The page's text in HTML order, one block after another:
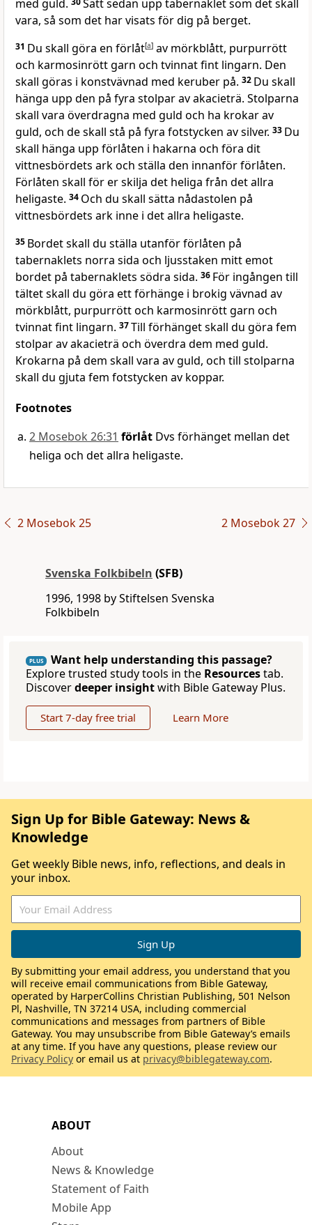
med guld.
Sätt sedan upp tabernaklet som det skall
vara, så som det har visats för dig på berget.
31 Du skall göra en förlåt[a] av mörkblått, purpurrött
och karmosinrött garn och tvinnat fint lingarn. Den
skall göras i konstvävnad med keruber på. 32 Du skall
hänga upp den på fyra stolpar av akacieträ. Stolparna
skall vara överdragna med guld och ha krokar av
guld, och de skall stå på fyra fotstycken av silver. 33 Du
skall hänga upp förlåten i hakarna och föra dit
vittnesbördets ark och ställa den innanför förlåten.
Förlåten skall för er skilja det heliga från det allra
heligaste. 34 Och du skall sätta nådastolen på
vittnesbördets ark inne i det allra heligaste.
35 Bordet skall du ställa utanför förlåten på
tabernaklets norra sida och ljusstaken mitt emot
bordet på tabernaklets södra sida. 36 För ingången till
tältet skall du göra ett förhänge i brokig vävnad av
mörkblått, purpurrött och karmosinrött garn och
tvinnat fint lingarn. 37Till förhänget skall du göra fem
stolpar av akacieträ och överdra dem med guld.
Krokarna på dem skall vara av guld, och till stolparna
skall du gjuta fem fotstycken av koppar.
Footnotes
2 Mosebok 26:31 förlåt Dvs förhänget mellan det
heliga och det allra heligaste.
2 Mosebok 25 2 Mosebok 27
Svenska Folkbibeln (SFB)
1996, 1998 by Stiftelsen Svenska
Folkbibeln
PLUS
Want help understanding this passage?
Explore trusted study tools in the Resourcestab.
Discoverdeeper insightwith Bible Gateway Plus.
Start 7-day free trial Learn More
ABOUT
About
News & Knowledge
Statement of Faith
Mobile App
Sign Up for Bible Gateway: News &
Knowledge
Get weekly Bible news, info, reflections, and deals in
your inbox.
By submitting your email address, you understand that you
will receive email communications from Bible Gateway,
operated by HarperCollins Christian Publishing, 501 Nelson
Pl, Nashville, TN 37214 USA, including commercial
communications and messages from partners of Bible
Gateway. You may unsubscribe from Bible Gateway’s emails
at any time. If you have any questions, please review our
Privacy Policy or email us at privacy@biblegateway.com.